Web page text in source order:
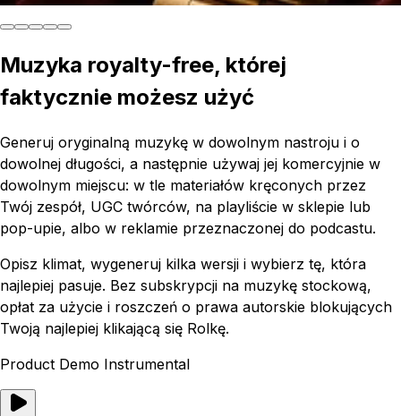
Muzyka royalty-free, której
faktycznie możesz użyć
Generuj oryginalną muzykę w dowolnym nastroju i o
dowolnej długości, a następnie używaj jej komercyjnie w
dowolnym miejscu: w tle materiałów kręconych przez
Twój zespół, UGC twórców, na playliście w sklepie lub
pop-upie, albo w reklamie przeznaczonej do podcastu.
Opisz klimat, wygeneruj kilka wersji i wybierz tę, która
najlepiej pasuje. Bez subskrypcji na muzykę stockową,
opłat za użycie i roszczeń o prawa autorskie blokujących
Twoją najlepiej klikającą się Rolkę.
Product Demo Instrumental